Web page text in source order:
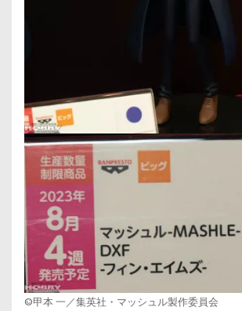
©甲本 一／集英社・マッシュル製作委員会